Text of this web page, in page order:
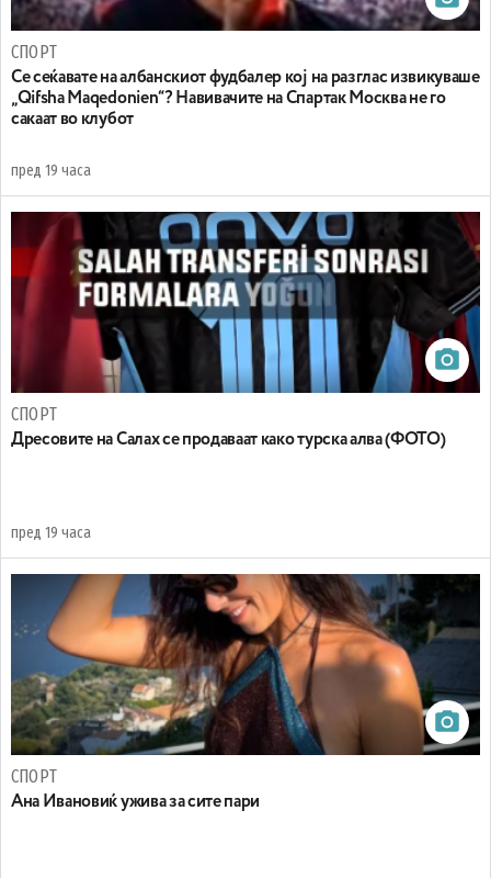
СПОРТ
Се сеќавате на албанскиот фудбалер кој на разглас извикуваше
„Qifsha Maqedonien“? Навивачите на Спартак Москва не го
сакаат во клубот
пред 19 часа
СПОРТ
Дресовите на Салах се продаваат како турска алва (ФОТО)
пред 19 часа
СПОРТ
Ана Ивановиќ ужива за сите пари